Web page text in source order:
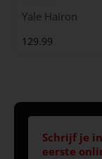
Yale Hairon
129.99
Schrijf je
eerste